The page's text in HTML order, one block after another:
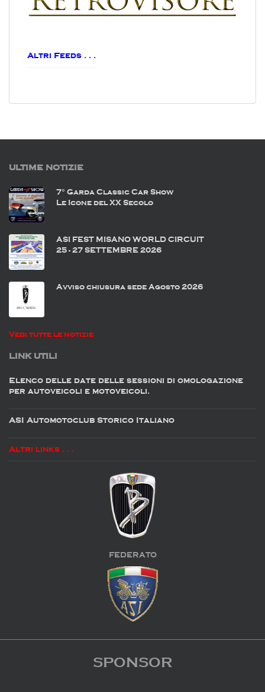
Altri Feeds . . .
ULTIME NOTIZIE
7° Garda Classic Car Show
Le Icone del XX Secolo
ASI FEST MISANO WORLD CIRCUIT
25 - 27 SETTEMBRE 2026
Avviso chiusura sede Agosto 2026
Vedi tutte le notizie
LINK UTILI
Elenco delle date delle sessioni di omologazione
per autoveicoli e motoveicoli.
ASI Automotoclub Storico Italiano
Altri links . . .
FEDERATO
SPONSOR